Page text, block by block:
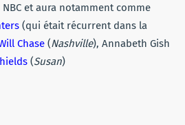
et aura notamment comme
(qui était récurrent dans la
Chase (Nashville), Annabeth Gish
(Susan)